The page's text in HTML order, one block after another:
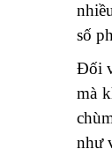
số
Đối
mà
như